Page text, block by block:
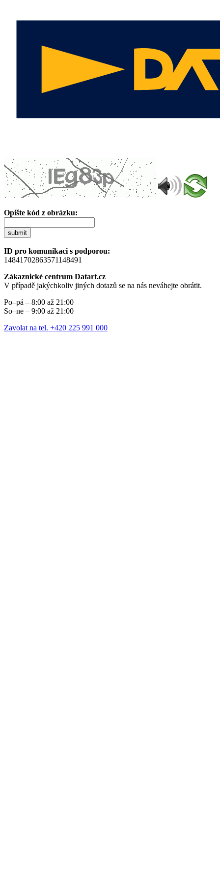
Opište kód z obrázku:
submit
ID pro komunikaci s podporou:
14841702863571148491
Zákaznické centrum Datart.cz
V případě jakýchkoliv jiných dotazů se na nás neváhejte obrátit.
Po–pá – 8:00 až 21:00
So–ne – 9:00 až 21:00
Zavolat na tel. +420 225 991 000